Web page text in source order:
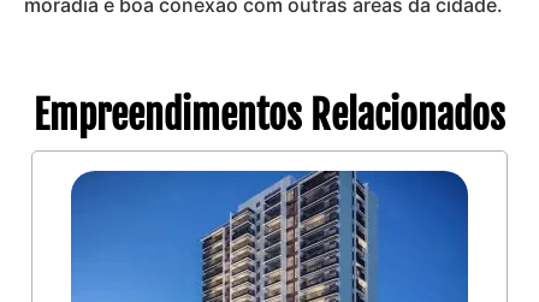
moradia e boa conexão com outras áreas da cidade.
Empreendimentos Relacionados